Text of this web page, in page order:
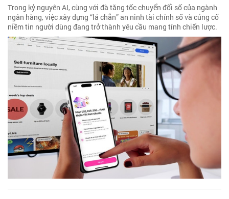
Trong kỷ nguyên AI, cùng với đà tăng tốc chuyển đổi số của ngành
ngân hàng, việc xây dựng “lá chắn” an ninh tài chính số và củng cố
niềm tin người dùng đang trở thành yêu cầu mang tính chiến lược.